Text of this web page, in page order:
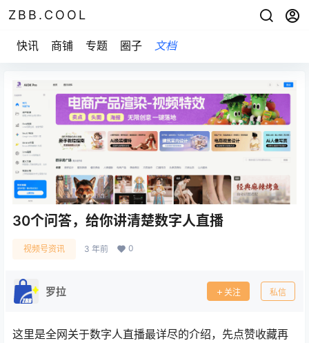
ZBB.COOL
快讯 商铺 专题 圈子 文档
30个问答，给你讲清楚数字人直播
视频号资讯 3 年前 0
罗拉 关注 私信
这里是全网关于数字人直播最详尽的介绍，先点赞收藏再